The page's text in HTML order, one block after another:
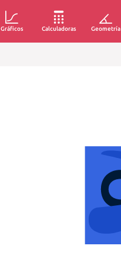
Gráficos Calculadoras Geometría